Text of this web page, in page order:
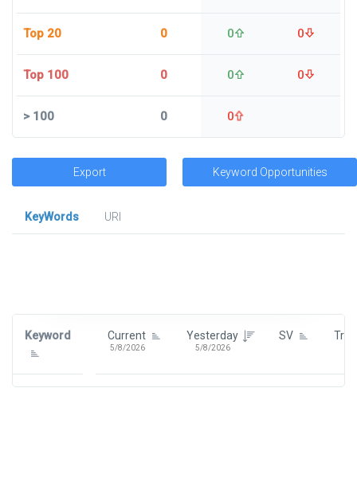
Top 20 0 0 0
Top 100 0 0 0
>100 0 0
Export Keyword Opportunities
KeyWords
URl
Keyword Current
5/8/2026
Yesterday
5/8/2026
SV